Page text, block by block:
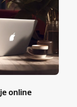
online